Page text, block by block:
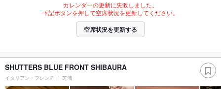
カレンダーの更新に失敗しました。
下記ボタンを押して空席状況を更新してください。
空席状況を更新する
SHUTTERS BLUE FRONT SHIBAURA
イタリアン・フレンチ 芝浦